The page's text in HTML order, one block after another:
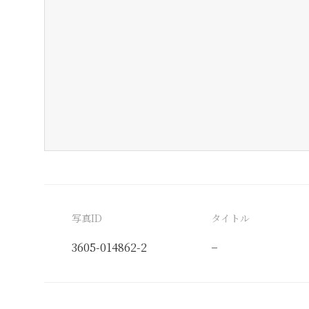
写真ID
3605-014862-2
タイトル
−